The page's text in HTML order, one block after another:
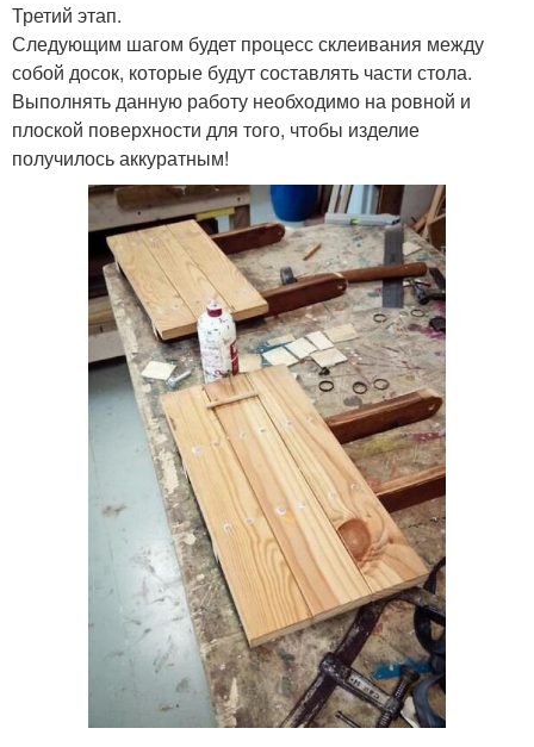
Третий этап.
Следующим шагом будет процесс склеивания между
собой досок, которые будут составлять части стола.
Выполнять данную работу необходимо на ровной и
плоской поверхности для того, чтобы изделие
получилось аккуратным!